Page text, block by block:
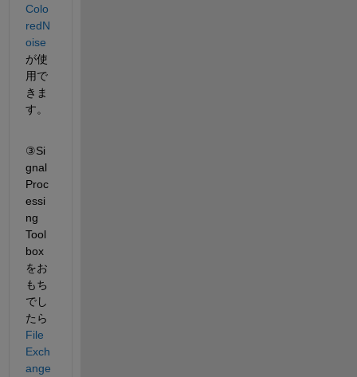
Colo
redN
oise
が使
用で
きま
す。
③Si
gnal
Proc
essi
ng
Tool
box
をお
もち
でし
たら
File
Exch
ange